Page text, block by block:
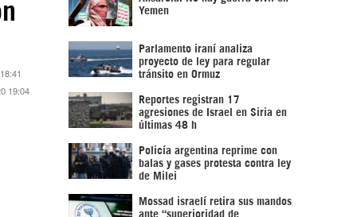
19:04
Yemen
Parlamento iraní analiza
proyecto de ley para regular
tránsito en Ormuz
Reportes registran 17
agresiones de Israel en Siria en
últimas 48 h
Policía argentina reprime con
balas y gases protesta contra ley
de Milei
Mossad israelí retira sus mandos
ante “superioridad de